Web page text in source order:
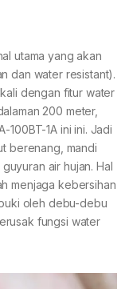
utama yang akan
dan water resistant).
dengan fitur water
200 meter,
100BT-1A ini ini. Jadi
berenang, mandi
air hujan. Hal
menjaga kebersihan
oleh debu-debu
fungsi water